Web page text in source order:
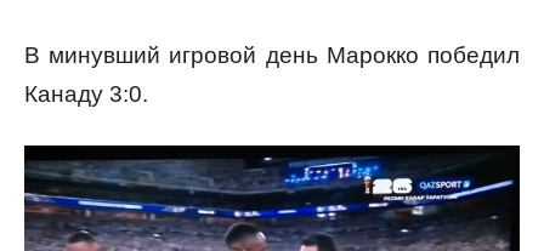
В минувший игровой день Марокко победил
Канаду 3:0.